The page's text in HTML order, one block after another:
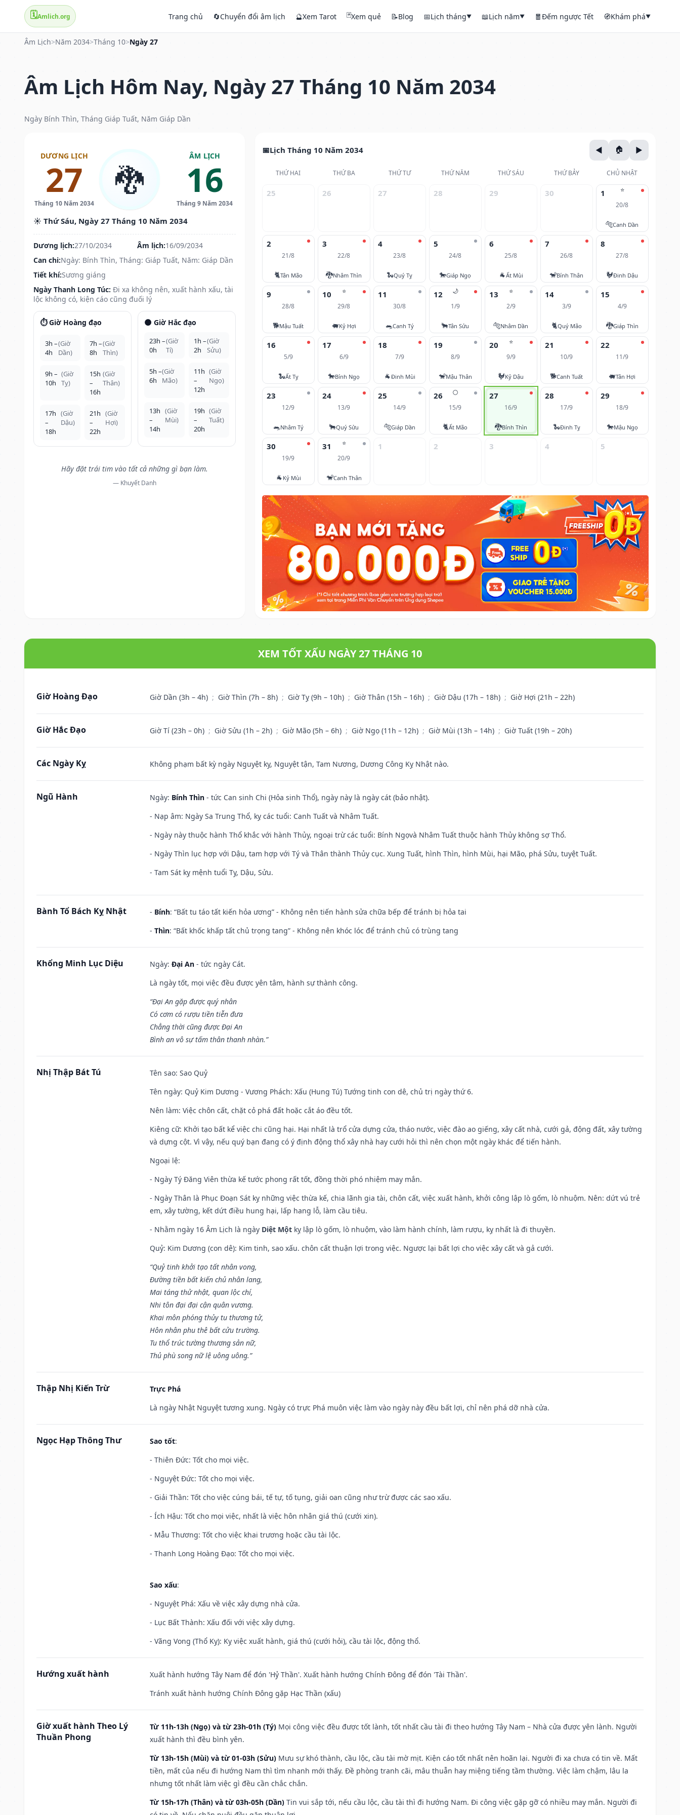
🗓️Amlich.org Trang chủ 🔄Chuyển đổi âm lịch 🔮Xem Tarot 🃏Xem quẻ 📝Blog 📅Lịch tháng▼ 📖Lịch năm▼ 🧧Đếm ngược Tết 🧭Khám phá▼
Âm Lịch>Năm 2034>Tháng 10>Ngày 27
Âm Lịch Hôm Nay, Ngày 27 Tháng 10 Năm 2034
Ngày Bính Thìn, Tháng Giáp Tuất, Năm Giáp Dần
DƯƠNG LỊCH
27
Tháng 10 Năm 2034
🐉
ÂM LỊCH
16
Tháng 9 Năm 2034
☀️ Thứ Sáu, Ngày 27 Tháng 10 Năm 2034
Dương lịch:27/10/2034 Âm lịch:16/09/2034
Can chi:Ngày: Bính Thìn, Tháng: Giáp Tuất, Năm: Giáp Dần
Tiết khí:Sương giáng
Ngày Thanh Long Túc: Đi xa không nên, xuất hành xấu, tài
lộc không có, kiện cáo cũng đuối lý
⏱️ Giờ Hoàng đạo
3h –
4h
(Giờ
Dần)
7h –
8h
(Giờ
Thìn)
9h –
10h
(Giờ
Tỵ)
15h
–
16h
(Giờ
Thân)
17h
–
18h
(Giờ
Dậu)
21h
–
22h
(Giờ
Hợi)
🌑 Giờ Hắc đạo
23h –
0h
(Giờ
Tí)
1h –
2h
(Giờ
Sửu)
5h –
6h
(Giờ
Mão)
11h
–
12h
(Giờ
Ngọ)
13h
–
14h
(Giờ
Mùi)
19h
–
20h
(Giờ
Tuất)
Hãy đặt trái tim vào tất cả những gì bạn làm.
— Khuyết Danh
Lịch Tháng 10 Năm 2034
THỨ HAI THỨ BA THỨ TƯ THỨ NĂM THỨ SÁU THỨ BẢY CHỦ NHẬT
25 26 27 28 29 30 ⭐
1
20/8
🐅Canh Dần
2
21/8
🐈Tân Mão
3
22/8
🐉Nhâm Thìn
4
23/8
🐍Quý Tỵ
5
24/8
🐎Giáp Ngọ
6
25/8
🐐Ất Mùi
7
26/8
🐒Bính Thân
8
27/8
🐓Đinh Dậu
9
28/8
🐕Mậu Tuất
⭐
10
29/8
🐖Kỷ Hợi
11
30/8
🐀Canh Tý
🌙
12
1/9
🐂Tân Sửu
⭐
13
2/9
🐅Nhâm Dần
14
3/9
🐈Quý Mão
15
4/9
🐉Giáp Thìn
16
5/9
🐍Ất Tỵ
17
6/9
🐎Bính Ngọ
18
7/9
🐐Đinh Mùi
19
8/9
🐒Mậu Thân
⭐
20
9/9
🐓Kỷ Dậu
21
10/9
🐕Canh Tuất
22
11/9
🐖Tân Hợi
23
12/9
🐀Nhâm Tý
24
13/9
🐂Quý Sửu
25
14/9
🐅Giáp Dần
🌕
26
15/9
🐈Ất Mão
27
16/9
🐉Bính Thìn
28
17/9
🐍Đinh Tỵ
29
18/9
🐎Mậu Ngọ
30
19/9
🐐 Kỷ Mùi
⭐
31
20/9
🐒Canh Thân
1 2 3 4 5
XEM TỐT XẤU NGÀY 27 THÁNG 10
Giờ Hoàng Đạo Giờ Dần (3h – 4h) ; Giờ Thìn (7h – 8h) ; Giờ Tỵ (9h – 10h) ; Giờ Thân (15h – 16h) ; Giờ Dậu (17h – 18h) ; Giờ Hợi (21h – 22h)
Giờ Hắc Đạo Giờ Tí (23h – 0h) ; Giờ Sửu (1h – 2h) ; Giờ Mão (5h – 6h) ; Giờ Ngọ (11h – 12h) ; Giờ Mùi (13h – 14h) ; Giờ Tuất (19h – 20h)
Các Ngày Kỵ Không phạm bất kỳ ngày Nguyệt kỵ, Nguyệt tận, Tam Nương, Dương Công Kỵ Nhật nào.
Ngũ Hành Ngày: Bính Thìn - tức Can sinh Chi (Hỏa sinh Thổ), ngày này là ngày cát (bảo nhật).
- Nạp âm: Ngày Sa Trung Thổ, kỵ các tuổi: Canh Tuất và Nhâm Tuất.
- Ngày này thuộc hành Thổ khắc với hành Thủy, ngoại trừ các tuổi: Bính Ngọvà Nhâm Tuất thuộc hành Thủy không sợ Thổ.
- Ngày Thìn lục hợp với Dậu, tam hợp với Tý và Thân thành Thủy cục. Xung Tuất, hình Thìn, hình Mùi, hại Mão, phá Sửu, tuyệt Tuất.
- Tam Sát kỵ mệnh tuổi Tỵ, Dậu, Sửu.
Bành Tổ Bách Kỵ Nhật - Bính: “Bất tu táo tất kiến hỏa ương” - Không nên tiến hành sửa chữa bếp để tránh bị hỏa tai
- Thìn: “Bất khốc khấp tất chủ trọng tang” - Không nên khóc lóc để tránh chủ có trùng tang
Khổng Minh Lục Diệu Ngày: Đại An - tức ngày Cát.
Là ngày tốt, mọi việc đều được yên tâm, hành sự thành công.
“Đại An gặp được quý nhân
Có cơm có rượu tiền tiễn đưa
Chẳng thời cũng được Đại An
Bình an vô sự tấm thân thanh nhàn.”
Nhị Thập Bát Tú Tên sao: Sao Quỷ
Tên ngày: Quỷ Kim Dương - Vương Phách: Xấu (Hung Tú) Tướng tinh con dê, chủ trị ngày thứ 6.
Nên làm: Việc chôn cất, chặt cỏ phá đất hoặc cắt áo đều tốt.
Kiêng cữ: Khởi tạo bất kể việc chi cũng hại. Hại nhất là trổ cửa dựng cửa, tháo nước, việc đào ao giếng, xây cất nhà, cưới gả, động đất, xây tường
và dựng cột. Vì vậy, nếu quý bạn đang có ý định động thổ xây nhà hay cưới hỏi thì nên chọn một ngày khác để tiến hành.
Ngoại lệ:
- Ngày Tý Đăng Viên thừa kế tước phong rất tốt, đồng thời phó nhiệm may mắn.
- Ngày Thân là Phục Đoạn Sát kỵ những việc thừa kế, chia lãnh gia tài, chôn cất, việc xuất hành, khởi công lập lò gốm, lò nhuộm. Nên: dứt vú trẻ
em, xây tường, kết dứt điều hung hại, lấp hang lỗ, làm cầu tiêu.
- Nhằm ngày 16 Âm Lịch là ngày Diệt Một kỵ lập lò gốm, lò nhuộm, vào làm hành chính, làm rượu, kỵ nhất là đi thuyền.
Quỷ: Kim Dương (con dê): Kim tinh, sao xấu. chôn cất thuận lợi trong việc. Ngược lại bất lợi cho việc xây cất và gả cưới.
“Quỷ tinh khởi tạo tất nhân vong,
Đường tiền bất kiến chủ nhân lang,
Mai táng thử nhật, quan lộc chí,
Nhi tôn đại đại cận quân vương.
Khai môn phóng thủy tu thương tử,
Hôn nhân phu thê bất cửu trường.
Tu thổ trúc tường thương sản nữ,
Thủ phù song nữ lệ uông uông.”
Thập Nhị Kiến Trừ
Trực Phá
Là ngày Nhật Nguyệt tương xung. Ngày có trực Phá muôn việc làm vào ngày này đều bất lợi, chỉ nên phá dỡ nhà cửa.
Ngọc Hạp Thông Thư Sao tốt:
- Thiên Đức: Tốt cho mọi việc.
- Nguyệt Đức: Tốt cho mọi việc.
- Giải Thần: Tốt cho việc cúng bái, tế tự, tố tụng, giải oan cũng như trừ được các sao xấu.
- Ích Hậu: Tốt cho mọi việc, nhất là việc hôn nhân giá thú (cưới xin).
- Mẫu Thương: Tốt cho việc khai trương hoặc cầu tài lộc.
- Thanh Long Hoàng Đạo: Tốt cho mọi việc.
Sao xấu:
- Nguyệt Phá: Xấu về việc xây dựng nhà cửa.
- Lục Bất Thành: Xấu đối với việc xây dựng.
- Vãng Vong (Thổ Kỵ): Kỵ việc xuất hành, giá thú (cưới hỏi), cầu tài lộc, động thổ.
Hướng xuất hành
Xuất hành hướng Tây Nam để đón 'Hỷ Thần'. Xuất hành hướng Chính Đông để đón 'Tài Thần'.
Tránh xuất hành hướng Chính Đông gặp Hạc Thần (xấu)
Giờ xuất hành Theo Lý
Thuần Phong
Từ 11h-13h (Ngọ) và từ 23h-01h (Tý) Mọi công việc đều được tốt lành, tốt nhất cầu tài đi theo hướng Tây Nam – Nhà cửa được yên lành. Người
xuất hành thì đều bình yên.
Từ 13h-15h (Mùi) và từ 01-03h (Sửu) Mưu sự khó thành, cầu lộc, cầu tài mờ mịt. Kiện cáo tốt nhất nên hoãn lại. Người đi xa chưa có tin về. Mất
tiền, mất của nếu đi hướng Nam thì tìm nhanh mới thấy. Đề phòng tranh cãi, mâu thuẫn hay miệng tiếng tầm thường. Việc làm chậm, lâu la
nhưng tốt nhất làm việc gì đều cần chắc chắn.
Từ 15h-17h (Thân) và từ 03h-05h (Dần) Tin vui sắp tới, nếu cầu lộc, cầu tài thì đi hướng Nam. Đi công việc gặp gỡ có nhiều may mắn. Người đi